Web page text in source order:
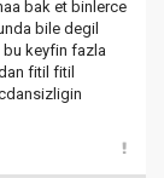
bak et binlerce
bile degil
bu keyfin fazla
fitil fitil